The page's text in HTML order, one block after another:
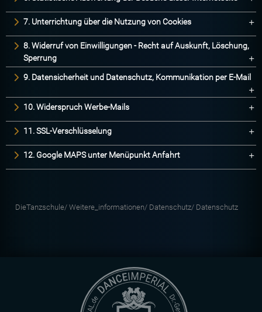
7. Unterrichtung über die Nutzung von Cookies
8. Widerruf von Einwilligungen - Recht auf Auskunft, Löschung,
Sperrung
9. Datensicherheit und Datenschutz, Kommunikation per E-Mail
10. Widerspruch Werbe-Mails
11. SSL-Verschlüsselung
12. Google MAPS unter Menüpunkt Anfahrt
DieTanzschule/ Weitere_informationen/ Datenschutz/ Datenschutz